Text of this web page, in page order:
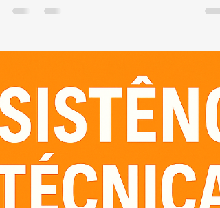
Conserto e Assistência
Aquecedor Kobe Penha
TEL 21 987129298 📞 Telefone: (21) 98712-9298🌐
na Penha e precisa de assistência técnica
especializada em aquecedores Kobe , nossa
equipe oferece conserto, manutenção,
instalação e reparos com rapidez e segurança.
Atendemos residências, condomínios e
empresas, sempre utilizando peças originais
Kobe para garantir durabilidade e eficiência.
Serviços oferecidos: Conserto de aquecedores
Kobe Manutenção preventiva e corretiva I